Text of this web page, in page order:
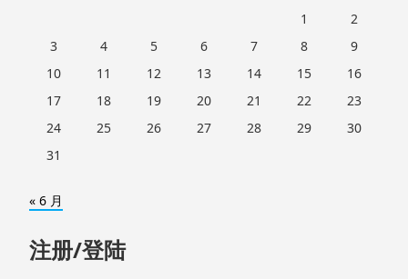
1
2
3
4 5 6 7 8
9
10
11 12 13 14 15
16
17
18 19 20 21 22
23
24
25 26 27 28 29
30
31
« 6 月
注册/登陆